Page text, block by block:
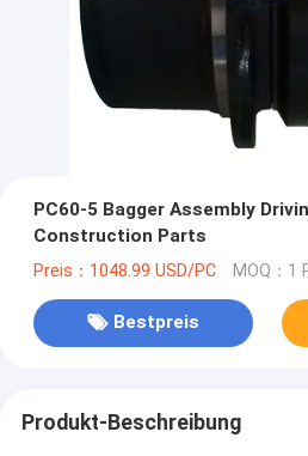
PC60-5 Bagger Assembly
Construction Parts
Preis：1048.99 USD/PC MOQ：1
Bestpreis
Produkt-Beschreibung